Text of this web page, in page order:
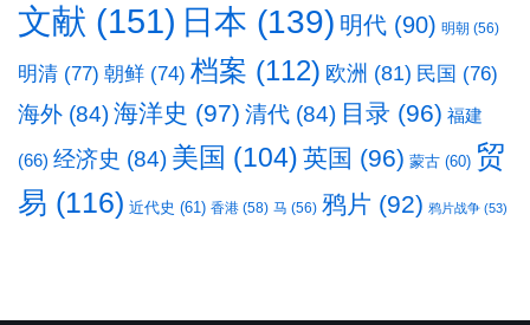
文献 (151) 日本 (139) 明代 (90) 明朝 (56)
明清 (77) 朝鲜 (74) 档案 (112) 欧洲 (81) 民国 (76)
海外 (84)海洋史 (97) 清代 (84) 目录 (96) 福建
(66) 经济史 (84) 美国 (104) 英国 (96) 蒙古 (60) 贸
易 (116) 近代史 (61) 香港 (58) 马 (56) 鸦片 (92) 鸦片战争 (53)